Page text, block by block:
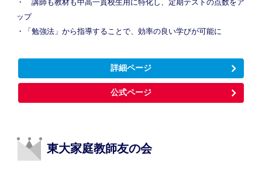
・ 講師も教材も中高一貫校生用に特化し、定期テストの点数をア
ップ
・「勉強法」から指導することで、効率の良い学びが可能に
詳細ページ
公式ページ
東大家庭教師友の会